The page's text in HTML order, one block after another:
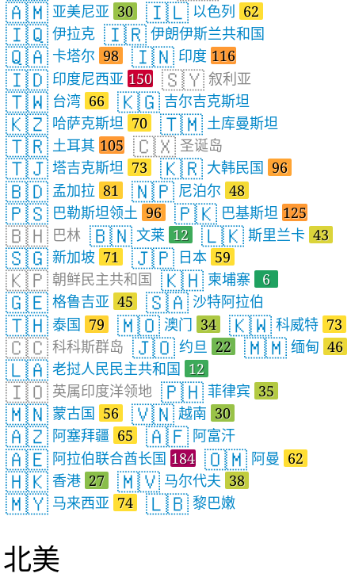
🇦🇲 亚美尼亚 30 🇮🇱 以色列 62
🇮🇶 伊拉克 🇮🇷 伊朗伊斯兰共和国
🇶🇦 卡塔尔 98 🇮🇳 印度 116
🇮🇩 印度尼西亚 150 🇸🇾 叙利亚
🇹🇼 台湾 66 🇰🇬 吉尔吉克斯坦
🇰🇿 哈萨克斯坦 70 🇹🇲 土库曼斯坦
🇹🇷 土耳其 105 🇨🇽 圣诞岛
🇹🇯 塔吉克斯坦 73 🇰🇷 大韩民国 96
🇧🇩 孟加拉 81 🇳🇵 尼泊尔 48
🇵🇸 巴勒斯坦领土 96 🇵🇰 巴基斯坦 125
🇧🇭 巴林 🇧🇳 文莱 12 🇱🇰 斯里兰卡 43
🇸🇬 新加坡 71 🇯🇵 日本 59
🇰🇵 朝鲜民主共和国 🇰🇭 柬埔寨 6
🇬🇪 格鲁吉亚 45 🇸🇦 沙特阿拉伯
🇹🇭 泰国 79 🇲🇴 澳门 34 🇰🇼 科威特 73
🇨🇨 科科斯群岛 🇯🇴 约旦 22 🇲🇲 缅甸 46
🇱🇦 老挝人民民主共和国 12
🇮🇴 英属印度洋领地 🇵🇭 菲律宾 35
🇲🇳 蒙古国 56 🇻🇳 越南 30
🇦🇿 阿塞拜疆 65 🇦🇫 阿富汗
🇦🇪 阿拉伯联合酋长国 184 🇴🇲 阿曼 62
🇭🇰 香港 27 🇲🇻 马尔代夫 38
🇲🇾 马来西亚 74 🇱🇧 黎巴嫩
北美